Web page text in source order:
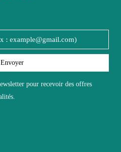
61
203
Envoyer
pour recevoir des offres